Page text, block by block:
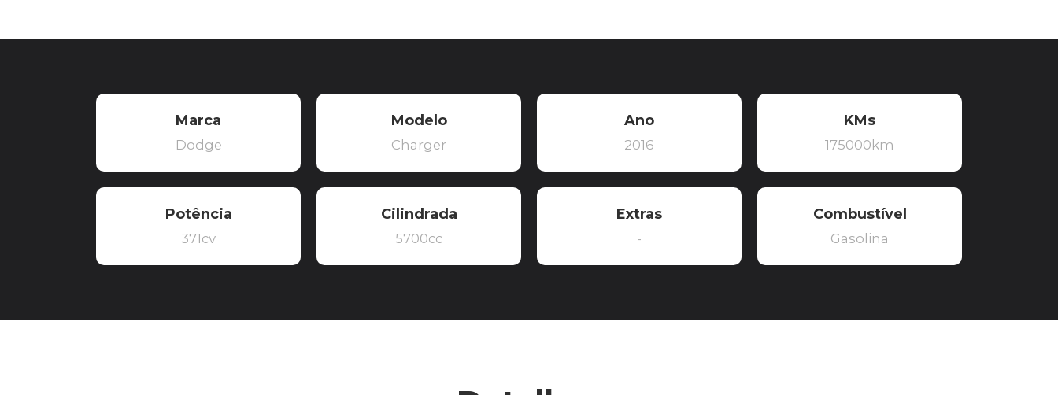
Marca
Dodge
Modelo
Charger
Ano
2016
KMs
175000km
Potência
371cv
Cilindrada
5700cc
Extras
-
Combustível
Gasolina